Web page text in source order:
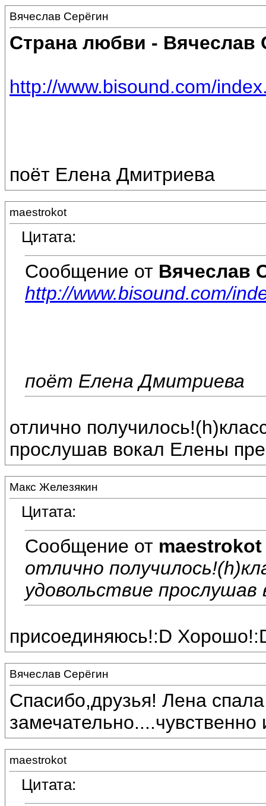
Вячеслав Серёгин
Страна любви - Вячеслав
http://www.bisound.com/
поёт Елена Дмитриева
maestrokot
Цитата:
Сообщение от Вячеслав
http://www.bisound.com/
поёт Елена Дмитриева
отлично
прослушав вокал Елены
Макс Железякин
Цитата:
Сообщение от maestrokot
отлично
удовольствие прослушав
присоединяюсь!:D
Вячеслав Серёгин
Спасибо,друзья! Лена
замечательно....чувственно
maestrokot
Цитата: